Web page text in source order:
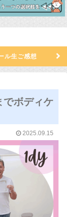
ル生ご感想
でボディケ
2025.09.15